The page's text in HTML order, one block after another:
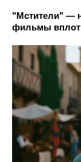
"Мстители" —
фильмы